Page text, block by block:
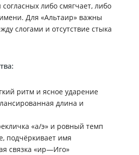
либо смягчает, либо
Для «Альтаир» важны
слогами и отсутствие стыка
ритм и ясное ударение
длина и
«а/э» и ровный темп
подчёркивает имя
связка «ир—Иго»